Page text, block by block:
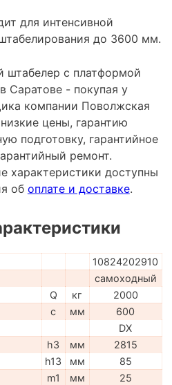
для интенсивной
до 3600 мм.
штабелер с платформой
Саратове - покупая у
компании Поволжская
цены, гарантию
подготовку, гарантийное
ремонт.
характеристики доступны
об оплате и доставке.
10824202910
самоходный
Q кг
2000
c мм
600
DX
h3 мм
2815
h13 мм
85
m1 мм
25